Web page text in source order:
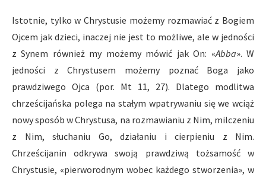
Istotnie, tylko w Chrystusie możemy rozmawiać z Bogiem
Ojcem jak dzieci, inaczej nie jest to możliwe, ale w jedności
z Synem również my możemy mówić jak On: «Abba». W
jedności z Chrystusem możemy poznać Boga jako
prawdziwego Ojca (por. Mt 11, 27). Dlatego modlitwa
chrześcijańska polega na stałym wpatrywaniu się we wciąż
nowy sposób w Chrystusa, na rozmawianiu z Nim, milczeniu
z Nim, słuchaniu Go, działaniu i cierpieniu z Nim.
Chrześcijanin odkrywa swoją prawdziwą tożsamość w
Chrystusie, «pierworodnym wobec każdego stworzenia», w